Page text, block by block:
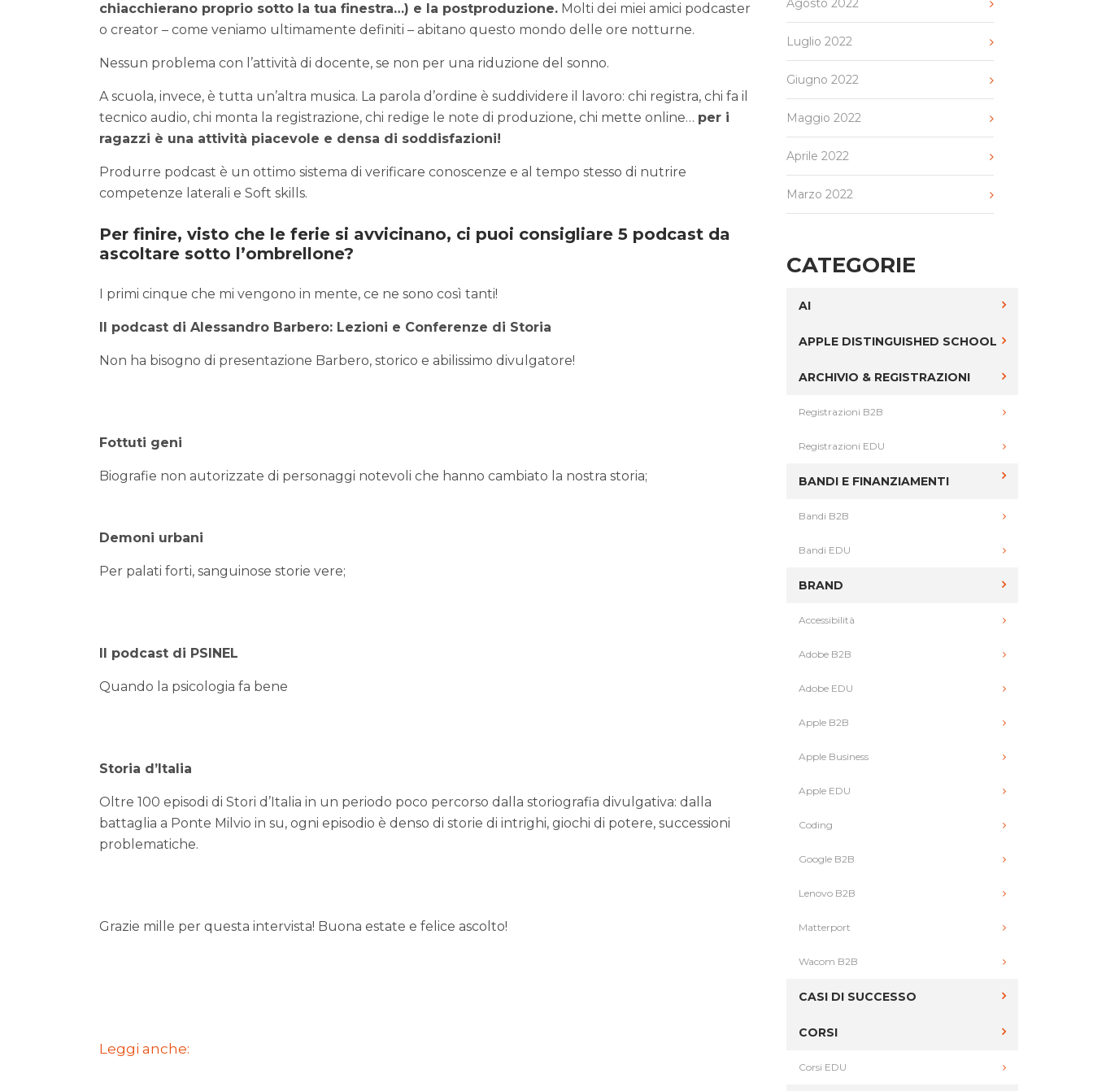
chiacchierano proprio sotto la tua finestra…) e la postproduzione. Molti dei miei amici podcaster
o creator – come veniamo ultimamente definiti – abitano questo mondo delle ore notturne.
Nessun problema con l’attività di docente, se non per una riduzione del sonno.
A scuola, invece, è tutta un’altra musica. La parola d’ordine è suddividere il lavoro: chi registra, chi fa il
tecnico audio, chi monta la registrazione, chi redige le note di produzione, chi mette online… per i
ragazzi è una attività piacevole e densa di soddisfazioni!
Produrre podcast è un ottimo sistema di verificare conoscenze e al tempo stesso di nutrire
competenze laterali e Soft skills.
Per finire, visto che le ferie si avvicinano, ci puoi consigliare 5 podcast da
ascoltare sotto l’ombrellone?
I primi cinque che mi vengono in mente, ce ne sono così tanti!
Il podcast di Alessandro Barbero: Lezioni e Conferenze di Storia
Non ha bisogno di presentazione Barbero, storico e abilissimo divulgatore!
Fottuti geni
Biografie non autorizzate di personaggi notevoli che hanno cambiato la nostra storia;
Demoni urbani
Per palati forti, sanguinose storie vere;
Il podcast di PSINEL
Quando la psicologia fa bene
Storia d’Italia
Oltre 100 episodi di Stori d’Italia in un periodo poco percorso dalla storiografia divulgativa: dalla
battaglia a Ponte Milvio in su, ogni episodio è denso di storie di intrighi, giochi di potere, successioni
problematiche.
Grazie mille per questa intervista! Buona estate e felice ascolto!
Leggi anche:
Agosto 2022
Luglio 2022
Giugno 2022
Maggio 2022
Aprile 2022
Marzo 2022
CATEGORIE
AI
APPLE DISTINGUISHED SCHOOL
ARCHIVIO & REGISTRAZIONI
Registrazioni B2B
Registrazioni EDU
BANDI E FINANZIAMENTI
Bandi B2B
Bandi EDU
BRAND
Accessibilità
Adobe B2B
Adobe EDU
Apple B2B
Apple Business
Apple EDU
Coding
Google B2B
Lenovo B2B
Matterport
Wacom B2B
CASI DI SUCCESSO
CORSI
Corsi EDU